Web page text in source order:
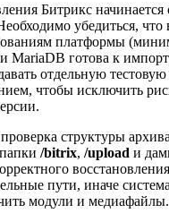
Битрикс начинается
убедиться, что
платформы
MariaDB готова к
отдельную
чтобы исключить
структуры
/bitrix, /upload и
пути, иначе
модули и медиафайлы.